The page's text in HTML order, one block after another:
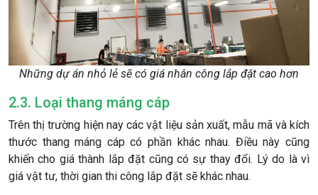
Những dự án nhỏ lẻ sẽ có giá nhân công lắp đặt cao hơn
2.3. Loại thang máng cáp
Trên thị trường hiện nay các vật liệu sản xuất, mẫu mã và kích
thước thang máng cáp có phần khác nhau. Điều này cũng
khiến cho giá thành lắp đặt cũng có sự thay đổi. Lý do là vì
giá vật tư, thời gian thi công lắp đặt sẽ khác nhau.